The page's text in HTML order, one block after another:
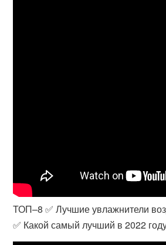
ТОП–8 ✅ Лучшие увлажнители
✅ Какой самый лучший в 2022